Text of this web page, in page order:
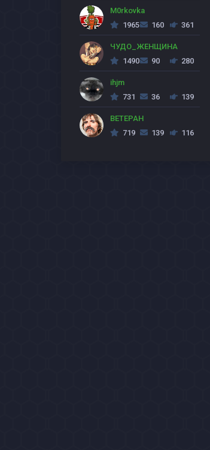
M0rkovka
1965
160 361
ЧУДО_ЖЕНЩИНА
1490
90 280
ihjm
731
36 139
BETEPAH
719
139 116